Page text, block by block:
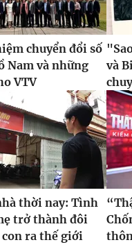
chuyển đổi số
Nam và những
VTV
và
thời nay: Tình
trở thành đôi
con ra thế giới